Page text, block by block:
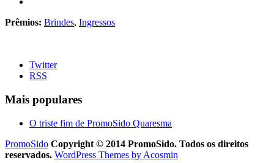
Prêmios: Brindes, Ingressos
Twitter
RSS
Mais populares
O triste fim de PromoSido Quaresma
PromoSido Copyright © 2014 PromoSido. Todos os direitos
reservados. WordPress Themes by Acosmin